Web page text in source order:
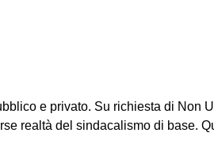
e privato. Su richiesta di Non
realtà del sindacalismo di base.